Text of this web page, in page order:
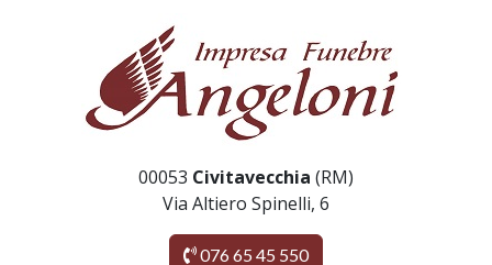
00053 Civitavecchia (RM)
Via Altiero Spinelli, 6
076 65 45 550